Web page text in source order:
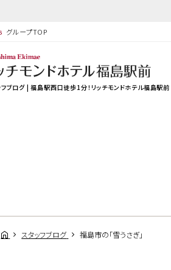
グループTOP
フブログ | 福島駅西口徒歩1分！リッチモンドホテル福島駅前
スタッフブログ 福島市の「雪うさぎ」